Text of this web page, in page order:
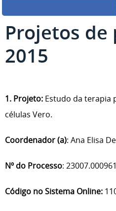
Projetos de
2015
1. Projeto: Estudo da terapia
células Vero.
Coordenador (a): Ana Elisa
Nº do Processo:
Código no Sistema Online: